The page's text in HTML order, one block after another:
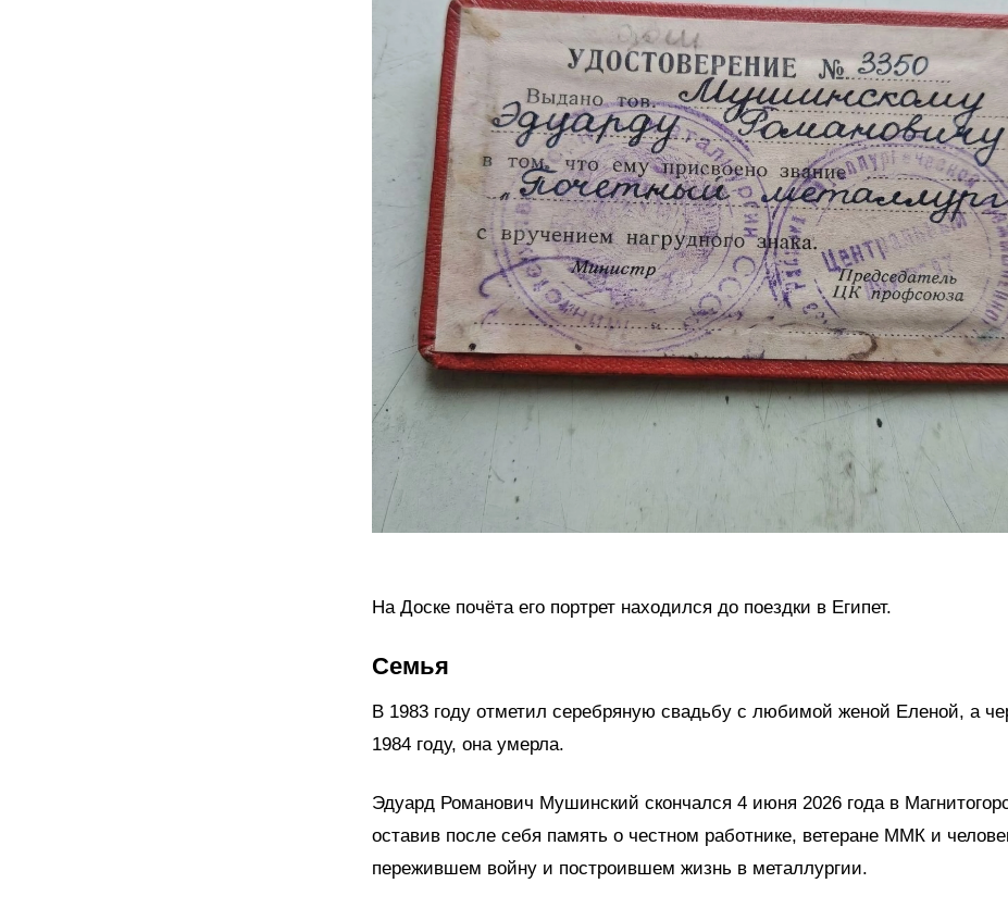
На Доске почёта его портрет находился до поездки в Египет.
Семья
В 1983 году отметил серебряную свадьбу с любимой женой Еленой, а
1984 году, она умерла.
Эдуард Романович Мушинский скончался 4 июня 2026 года в
оставив после себя память о честном работнике, ветеране ММК и
пережившем войну и построившем жизнь в металлургии.